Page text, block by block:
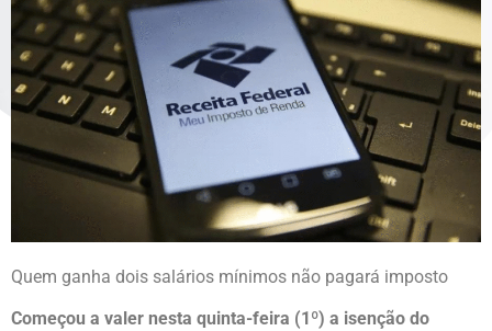
Quem ganha dois salários mínimos não pagará imposto
Começou a valer nesta quinta-feira (1º) a isenção do